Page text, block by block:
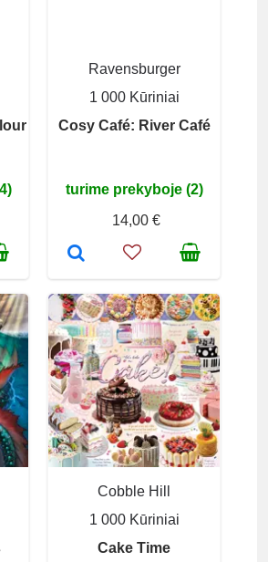
Ravensburger
1 000 Kūriniai
Cosy Café: River Café
turime prekyboje (2)
14,00 €
Cobble Hill
1 000 Kūriniai
Cake Time